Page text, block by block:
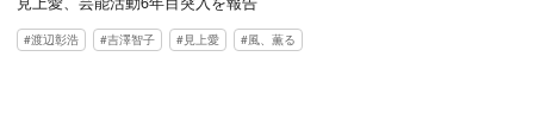
渡辺彰浩 吉澤智子 見上愛 風、薫る